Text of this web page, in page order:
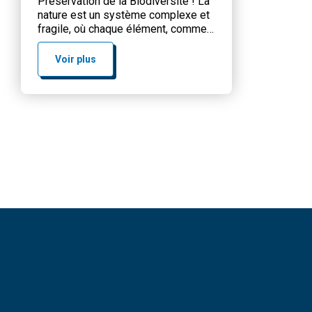
nature est un système complexe et
fragile, où chaque élément, comme
chaque espèce, occupe une place et
remplit un rôle. L’homme des temps
modernes en a fait un usage
les équilibres. Certains en viennent
Voir plus